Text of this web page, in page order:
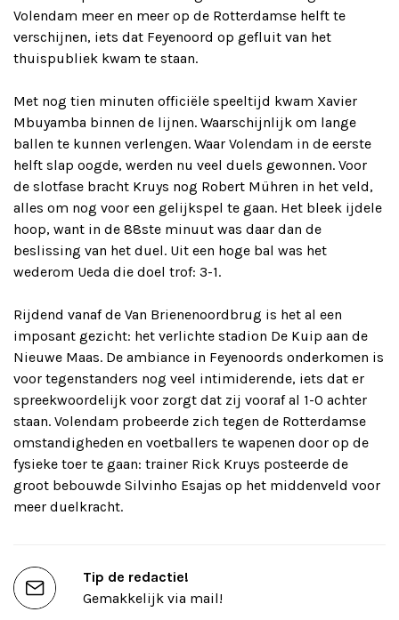
Volendam meer en meer op de Rotterdamse helft te
verschijnen, iets dat Feyenoord op gefluit van het
thuispubliek kwam te staan.
Met nog tien minuten officiële speeltijd kwam Xavier
Mbuyamba binnen de lijnen. Waarschijnlijk om lange
ballen te kunnen verlengen. Waar Volendam in de eerste
helft slap oogde, werden nu veel duels gewonnen. Voor
de slotfase bracht Kruys nog Robert Mühren in het veld,
alles om nog voor een gelijkspel te gaan. Het bleek ijdele
hoop, want in de 88ste minuut was daar dan de
beslissing van het duel. Uit een hoge bal was het
wederom Ueda die doel trof: 3-1.
Rijdend vanaf de Van Brienenoordbrug is het al een
imposant gezicht: het verlichte stadion De Kuip aan de
Nieuwe Maas. De ambiance in Feyenoords onderkomen is
voor tegenstanders nog veel intimiderende, iets dat er
spreekwoordelijk voor zorgt dat zij vooraf al 1-0 achter
staan. Volendam probeerde zich tegen de Rotterdamse
omstandigheden en voetballers te wapenen door op de
fysieke toer te gaan: trainer Rick Kruys posteerde de
groot bebouwde Silvinho Esajas op het middenveld voor
meer duelkracht.
Tip de redactie!
Gemakkelijk via mail!